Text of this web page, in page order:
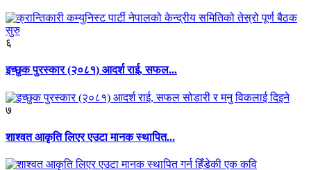
६
इच्छुक पुरस्कार (२०८१) आदर्श राई, सफल...
७
शाश्वत आकृति लिएर एउटा मानक स्थापित...